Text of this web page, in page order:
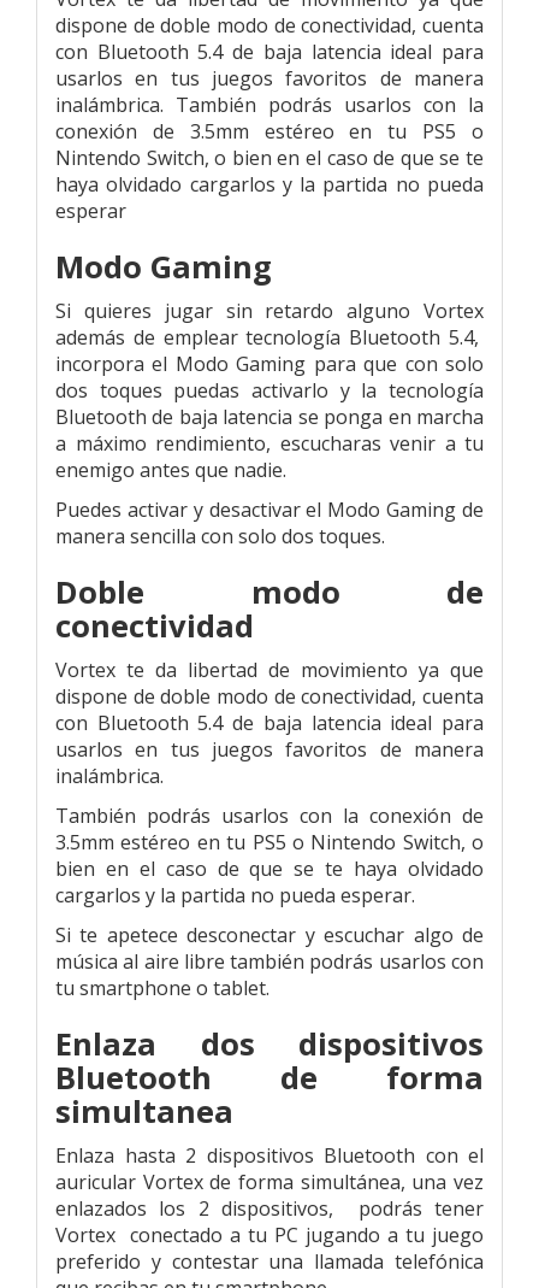
dispone de doble modo de conectividad, cuenta
con Bluetooth 5.4 de baja latencia ideal para
usarlos en tus juegos favoritos de manera
inalámbrica. También podrás usarlos con la
conexión de 3.5mm estéreo en tu PS5 o
Nintendo Switch, o bien en el caso de que se te
haya olvidado cargarlos y la partida no pueda
esperar
Modo Gaming
Si quieres jugar sin retardo alguno Vortex
además de emplear tecnología Bluetooth 5.4,
incorpora el Modo Gaming para que con solo
dos toques puedas activarlo y la tecnología
Bluetooth de baja latencia se ponga en marcha
a máximo rendimiento, escucharas venir a tu
enemigo antes que nadie.
Puedes activar y desactivar el Modo Gaming de
manera sencilla con solo dos toques.
Doble modo de
conectividad
Vortex te da libertad de movimiento ya que
dispone de doble modo de conectividad, cuenta
con Bluetooth 5.4 de baja latencia ideal para
usarlos en tus juegos favoritos de manera
inalámbrica.
También podrás usarlos con la conexión de
3.5mm estéreo en tu PS5 o Nintendo Switch, o
bien en el caso de que se te haya olvidado
cargarlos y la partida no pueda esperar.
Si te apetece desconectar y escuchar algo de
música al aire libre también podrás usarlos con
tu smartphone o tablet.
Enlaza dos dispositivos
Bluetooth de forma
simultanea
Enlaza hasta 2 dispositivos Bluetooth con el
auricular Vortex de forma simultánea, una vez
enlazados los 2 dispositivos, podrás tener
Vortex conectado a tu PC jugando a tu juego
preferido y contestar una llamada telefónica